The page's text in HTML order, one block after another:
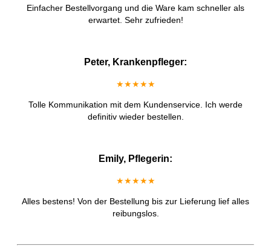
Einfacher Bestellvorgang und die Ware kam schneller als
erwartet. Sehr zufrieden!
Peter, Krankenpfleger:
★★★★★
Tolle Kommunikation mit dem Kundenservice. Ich werde
definitiv wieder bestellen.
Emily, Pflegerin:
★★★★★
Alles bestens! Von der Bestellung bis zur Lieferung lief alles
reibungslos.